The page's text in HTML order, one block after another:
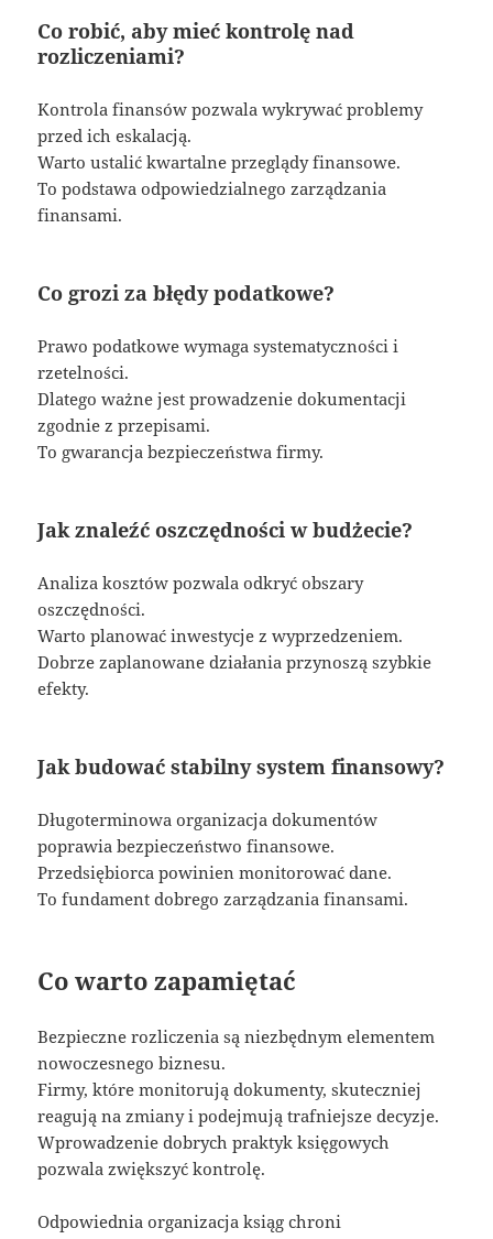
Co robić, aby mieć kontrolę nad
rozliczeniami?
Kontrola finansów pozwala wykrywać problemy
przed ich eskalacją.
Warto ustalić kwartalne przeglądy finansowe.
To podstawa odpowiedzialnego zarządzania
finansami.
Co grozi za błędy podatkowe?
Prawo podatkowe wymaga systematyczności i
rzetelności.
Dlatego ważne jest prowadzenie dokumentacji
zgodnie z przepisami.
To gwarancja bezpieczeństwa firmy.
Jak znaleźć oszczędności w budżecie?
Analiza kosztów pozwala odkryć obszary
oszczędności.
Warto planować inwestycje z wyprzedzeniem.
Dobrze zaplanowane działania przynoszą szybkie
efekty.
Jak budować stabilny system finansowy?
Długoterminowa organizacja dokumentów
poprawia bezpieczeństwo finansowe.
Przedsiębiorca powinien monitorować dane.
To fundament dobrego zarządzania finansami.
Co warto zapamiętać
Bezpieczne rozliczenia są niezbędnym elementem
nowoczesnego biznesu.
Firmy, które monitorują dokumenty, skuteczniej
reagują na zmiany i podejmują trafniejsze decyzje.
Wprowadzenie dobrych praktyk księgowych
pozwala zwiększyć kontrolę.
Odpowiednia organizacja ksiąg chroni